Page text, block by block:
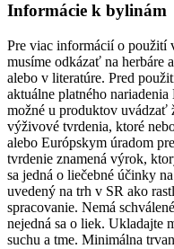
Informácie k bylinám
Pre viac informácií o použití
musíme odkázať na herbáre
alebo v literatúre. Pred
aktuálne platného
možné u produktov uvádzať
výživové tvrdenia, ktoré
alebo Európskym úradom
tvrdenie znamená výrok,
sa jedná o liečebné účinky
uvedený na trh v SR ako
spracovanie. Nemá
nejedná sa o liek. Ukladajte
suchu a tme. Minimálna